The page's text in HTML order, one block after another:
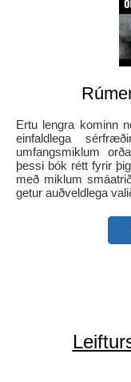
Ertu lengra kominn
einfaldlega
umfangsmiklum
þessi bók rétt fyrir
með miklum
getur auðveldlega